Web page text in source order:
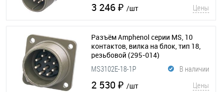
3 246 ₽ /шт Цены
Разъём Amphenol серии MS, 10
контактов, вилка на блок, тип 18,
резьбовой (295-014)
В наличии
MS3102E-18-1P
2 530 ₽ /шт Цены